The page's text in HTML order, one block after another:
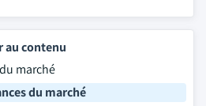
au contenu
marché
du marché